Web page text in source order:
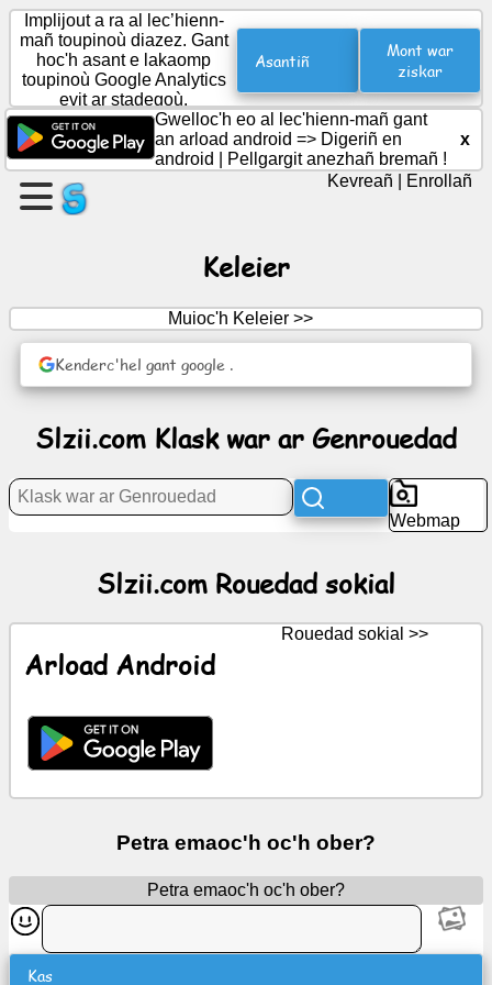
Krouiñ
ur
bajenn
Krouiñ
|
Rouedad
digoust
ChatGPT
Klask
war
Implijout a ra al lec’hienn-
mañ toupinoù diazez. Gant
hoc'h asant e lakaomp
toupinoù Google Analytics
evit ar stadegoù.
Asantiñ
Mont war
ziskar
Gwelloc'h eo al lec'hienn-mañ gant
an arload android => Digeriñ en
android
Pellgargit anezhañ bremañ !
x
Kevreañ Enrollañ
Keleier
Muioc'h Keleier >>
Kenderc'hel gant google .
Slzii.com Klask war ar Genrouedad
Webmap
Slzii.com Rouedad sokial
Arload Android
Rouedad sokial >>
Petra emaoc'h oc'h ober?
Petra emaoc'h oc'h ober?
Kas